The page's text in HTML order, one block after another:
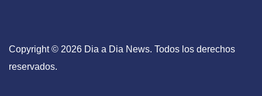
Copyright © 2026 Dia a Dia News. Todos los derechos
reservados.